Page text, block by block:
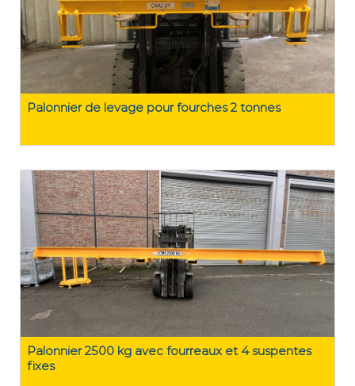
Palonnier de levage pour fourches 2 tonnes
Palonnier 2500 kg avec fourreaux et 4 suspentes
fixes